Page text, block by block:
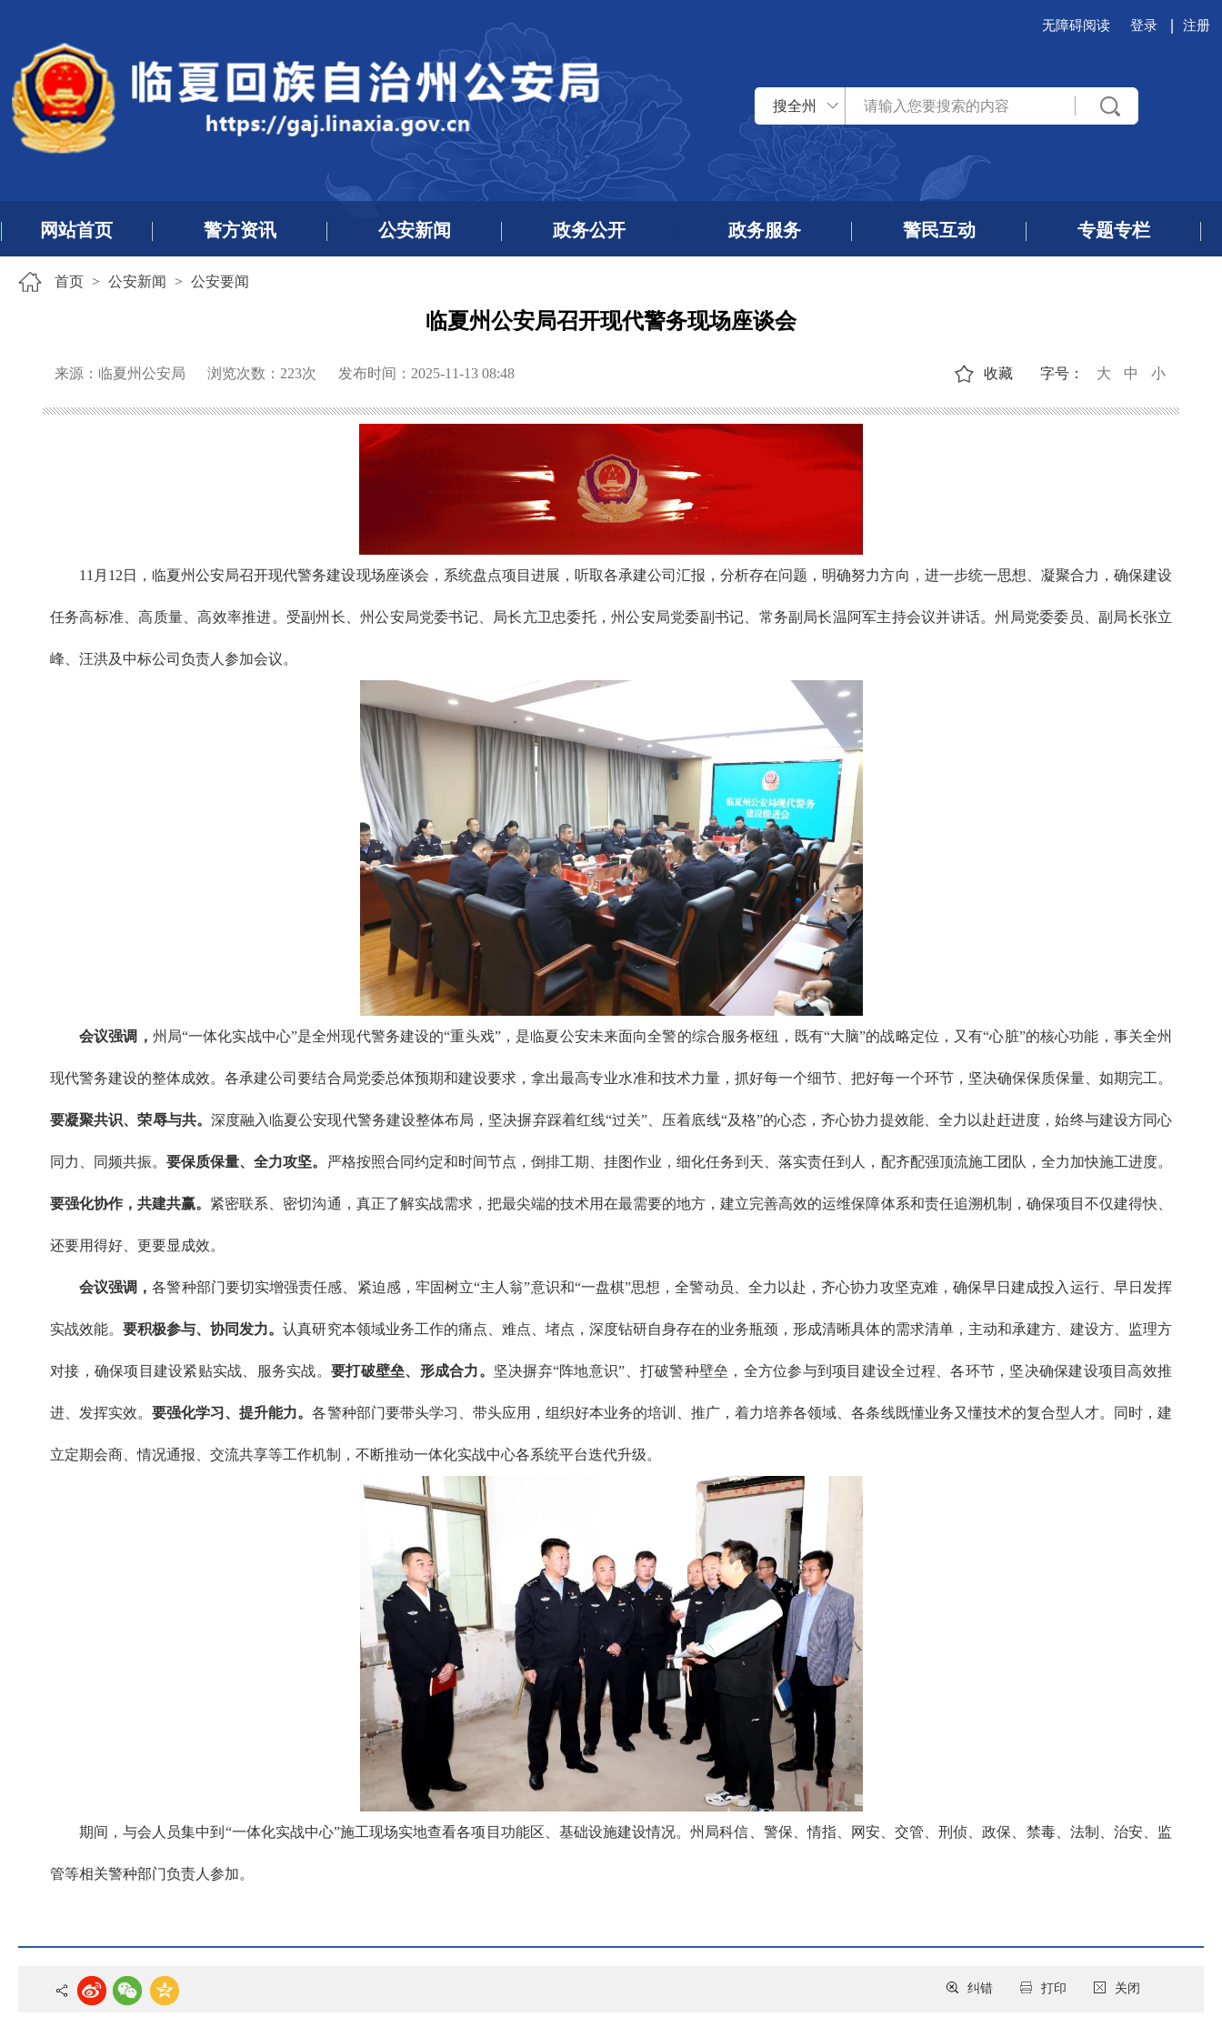
无障碍阅读 登录 注册
搜全州
网站首页 警方资讯 公安新闻 政务公开 政务服务 警民互动 专题专栏
首页 > 公安新闻 > 公安要闻
临夏州公安局召开现代警务现场座谈会
来源：临夏州公安局 浏览次数： 223次 发布时间：2025-11-13 08:48 字号： 大 中 小
收藏
11月12日，临夏州公安局召开现代警务建设现场座谈会，系统盘点项目进展，听取各承建公司汇报，分析存在问题，明确努力方向，进一步统一思想、凝聚合力，确保建设
任务高标准、高质量、高效率推进。受副州长、州公安局党委书记、局长亢卫忠委托，州公安局党委副书记、常务副局长温阿军主持会议并讲话。州局党委委员、副局长张立
峰、汪洪及中标公司负责人参加会议。
会议强调， 州局“一体化实战中心”是全州现代警务建设的“重头戏”，是临夏公安未来面向全警的综合服务枢纽，既有“大脑”的战略定位，又有“心脏”的核心功能，事关全州
现代警务建设的整体成效。各承建公司要结合局党委总体预期和建设要求，拿出最高专业水准和技术力量，抓好每一个细节、把好每一个环节，坚决确保保质保量、如期完工。
要凝聚共识、荣辱与共。 深度融入临夏公安现代警务建设整体布局，坚决摒弃踩着红线“过关”、压着底线“及格”的心态，齐心协力提效能、全力以赴赶进度，始终与建设方同心
同力、同频共振。要保质保量、全力攻坚。 严格按照合同约定和时间节点，倒排工期、挂图作业，细化任务到天、落实责任到人，配齐配强顶流施工团队，全力加快施工进度。
要强化协作，共建共赢。 紧密联系、密切沟通，真正了解实战需求，把最尖端的技术用在最需要的地方，建立完善高效的运维保障体系和责任追溯机制，确保项目不仅建得快、
还要用得好、更要显成效。
会议强调，各警种部门要切实增强责任感、紧迫感，牢固树立“主人翁”意识和“一盘棋”思想，全警动员、全力以赴，齐心协力攻坚克难，确保早日建成投入运行、早日发挥
实战效能。要积极参与、协同发力。认真研究本领域业务工作的痛点、难点、堵点，深度钻研自身存在的业务瓶颈，形成清晰具体的需求清单，主动和承建方、建设方、监理方
对接，确保项目建设紧贴实战、服务实战。 要打破壁垒、形成合力。 坚决摒弃“阵地意识”、打破警种壁垒，全方位参与到项目建设全过程、各环节，坚决确保建设项目高效推
进、发挥实效。要强化学习、提升能力。各警种部门要带头学习、带头应用，组织好本业务的培训、推广，着力培养各领域、各条线既懂业务又懂技术的复合型人才。同时，建
立定期会商、情况通报、交流共享等工作机制，不断推动一体化实战中心各系统平台迭代升级。
期间，与会人员集中到“一体化实战中心”施工现场实地查看各项目功能区、基础设施建设情况。州局科信、警保、情指、网安、交管、刑侦、政保、禁毒、法制、治安、监
管等相关警种部门负责人参加。
关闭
打印
纠错